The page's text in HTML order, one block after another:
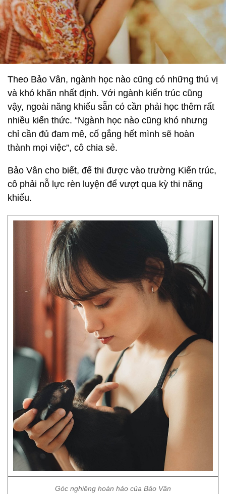
Theo Bảo Vân, ngành học nào cũng có những thú vị
và khó khăn nhất định. Với ngành kiến trúc cũng
vậy, ngoài năng khiếu sẵn có cần phải học thêm rất
nhiều kiến thức. “Ngành học nào cũng khó nhưng
chỉ cần đủ đam mê, cố gắng hết mình sẽ hoàn
thành mọi việc”, cô chia sẻ.
Bảo Vân cho biết, để thi được vào trường Kiến trúc,
cô phải nỗ lực rèn luyện để vượt qua kỳ thi năng
khiếu.
Góc nghiêng hoàn hảo của Bảo Vân